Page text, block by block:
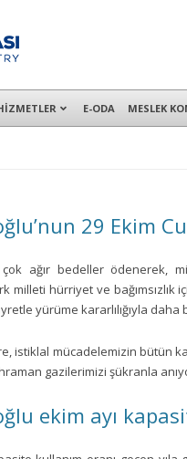
ile İzmit Merkez,
E-ODA MESLEK
29 Ekim
ağır bedeller ödenerek,
hürriyet ve bağımsızlık
yürüme kararlılığıyla daha
istiklal mücadelemizin bütün
gazilerimizi şükranla
ekim ayı